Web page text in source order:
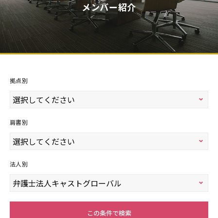
メンバー紹介
拠点別
肩書別
法人別
この条件で検索